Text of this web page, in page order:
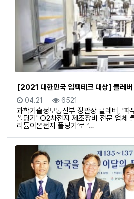
[2021 대한민국 임팩테크 대상] 클레
등록일
04.21 조회
6521
과학기술정보통신부 장관상 클레버, '파
폴딩기' ○2차전지 제조장비 전문 업체
리튬이온전지 폴딩기’로 ‘…